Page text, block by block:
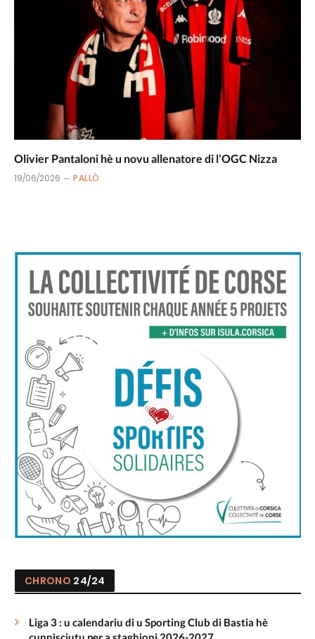
Olivier Pantaloni hè u novu allenatore di l’OGC Nizza
19/06/2026 PALLÒ
CHRONO 24/24
Liga 3 : u calendariu di u Sporting Club di Bastia hè